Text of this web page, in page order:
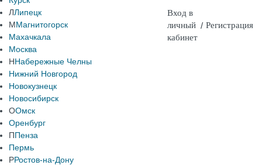
ЛЛипецк
ММагнитогорск
Махачкала
Москва
ННабережные Челны
Нижний Новгород
Новокузнецк
Новосибирск
ООмск
Оренбург
ППенза
Пермь
РРостов-на-Дону
Вход в
личный
кабинет
/ Регистрация